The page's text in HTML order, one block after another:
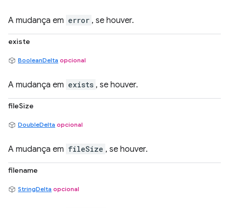
A mudança em error , se houver.
existe
BooleanDelta opcional
A mudança em exists , se houver.
fileSize
DoubleDelta opcional
A mudança em fileSize , se houver.
filename
StringDelta opcional